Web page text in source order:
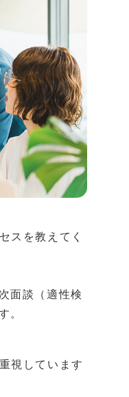
スを教えてく
面談（適性検
。
視しています